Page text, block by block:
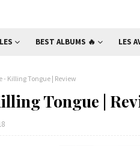
BEST ALBUMS 🔥 LES
- Killing Tongue | Review
Tongue |